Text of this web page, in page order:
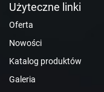
Użyteczne linki
Oferta
Nowości
Katalog produktów
Galeria